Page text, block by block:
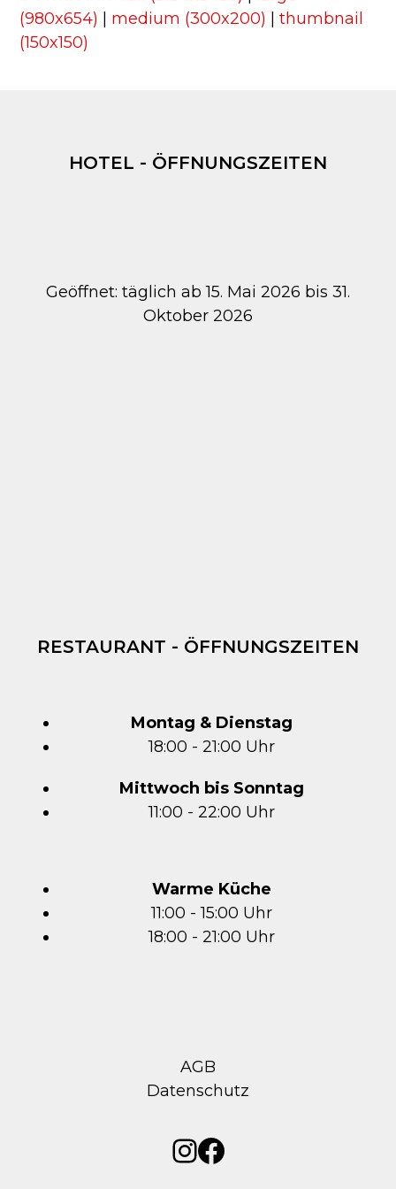
(980x654)
medium (300x200) |thumbnail
(150x150)
HOTEL - ÖFFNUNGSZEITEN
Geöffnet: täglich ab 15. Mai 2026 bis 31.
Oktober 2026
RESTAURANT - ÖFFNUNGSZEITEN
Montag & Dienstag
18:00 - 21:00 Uhr
Mittwoch bis Sonntag
11:00 - 22:00 Uhr
Warme Küche
11:00 - 15:00 Uhr
18:00 - 21:00 Uhr
AGB
Datenschutz
Instagram
Facebook